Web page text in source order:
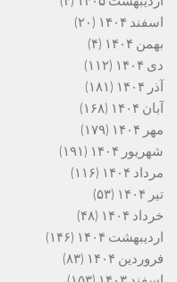
اسفند ۱۴۰۴
(۲۰)
بهمن ۱۴۰۴
(۴)
دی ۱۴۰۴
(۱۱۲)
آذر ۱۴۰۴
(۱۸۱)
آبان ۱۴۰۴
(۱۶۸)
مهر ۱۴۰۴
(۱۷۹)
شهریور ۱۴۰۴
(۱۹۱)
مرداد ۱۴۰۴
(۱۱۶)
تیر ۱۴۰۴
(۵۳)
خرداد ۱۴۰۴
(۴۸)
اردیبهشت ۱۴۰۴
(۱۴۶)
فروردین ۱۴۰۴
(۸۳)